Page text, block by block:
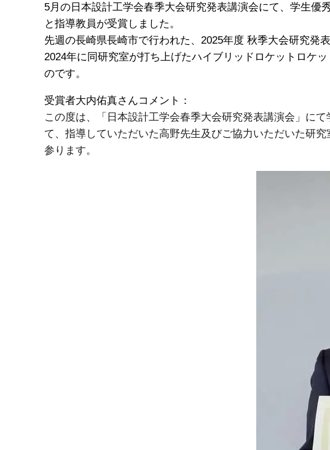
5月の日本設計工学会春季大会研究発表講演会にて、学生
と指導教員が受賞しました。
先週の長崎県長崎市で行われた、2025年度 秋季大会研究発
2024年に同研究室が打ち上げたハイブリッドロケットロケ
のです。
受賞者大内佑真さんコメント：
この度は、「日本設計工学会春季大会研究発表講演会」に
て、指導していただいた高野先生及びご協力いただいた研
参ります。